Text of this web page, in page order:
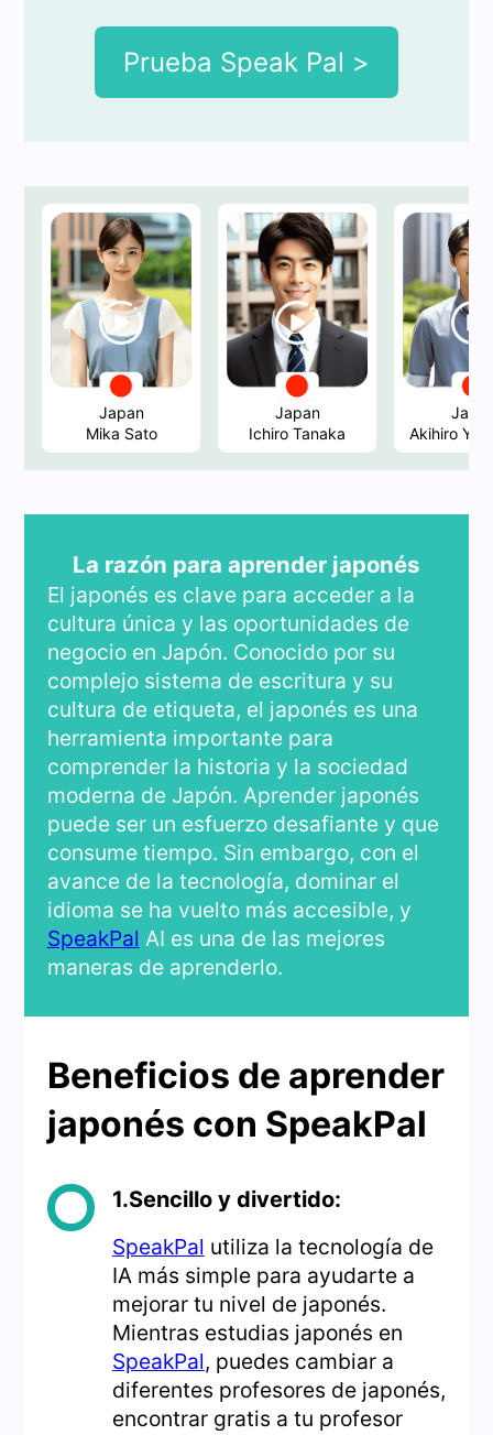
Prueba Speak Pal >
Japan
Mika Sato
Japan
Ichiro Tanaka
Akihiro
La razón para aprender japonés
El japonés es clave para acceder a la
cultura única y las oportunidades de
negocio en Japón. Conocido por su
complejo sistema de escritura y su
cultura de etiqueta, el japonés es una
herramienta importante para
comprender la historia y la sociedad
moderna de Japón. Aprender japonés
puede ser un esfuerzo desafiante y que
consume tiempo. Sin embargo, con el
avance de la tecnología, dominar el
idioma se ha vuelto más accesible, y
SpeakPal AI es una de las mejores
maneras de aprenderlo.
Beneficios de aprender
japonés con SpeakPal
1.Sencillo y divertido:
SpeakPal utiliza la tecnología de
IA más simple para ayudarte a
mejorar tu nivel de japonés.
Mientras estudias japonés en
SpeakPal, puedes cambiar a
diferentes profesores de japonés,
encontrar gratis a tu profesor